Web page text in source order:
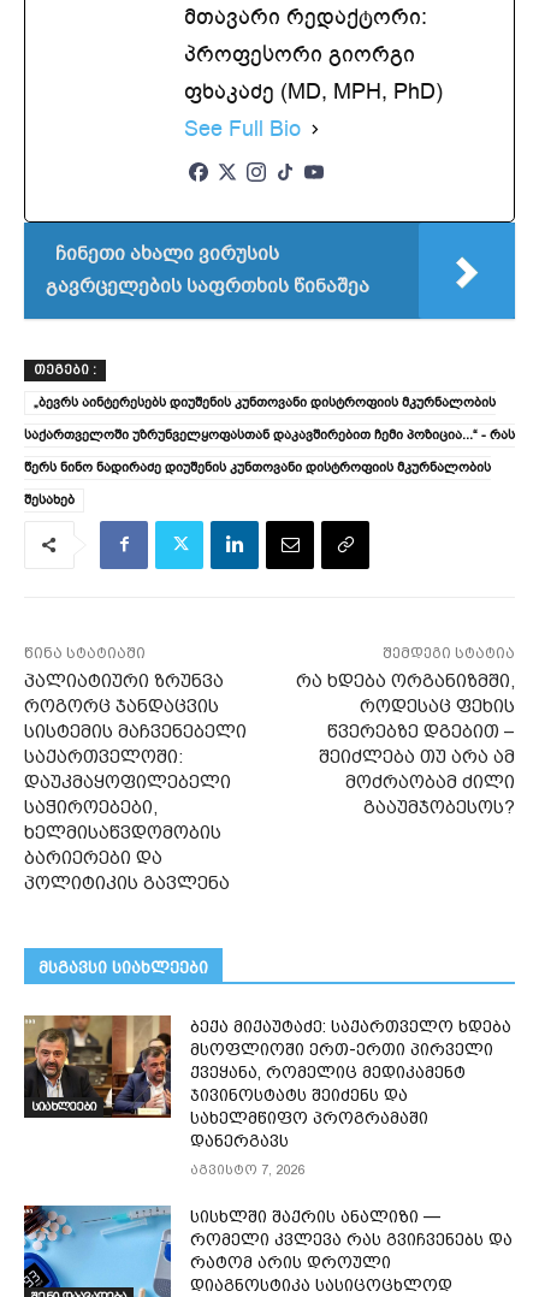
მთავარი რედაქტორი:
პროფესორი გიორგი
ფხაკაძე (MD, MPH, PhD)
See Full Bio
ჩინეთი ახალი ვირუსის
გავრცელების საფრთხის წინაშეა
ᲗᲔᲒᲔᲑᲘ :
„ბევრს აინტერესებს დიუშენის კუნთოვანი დისტროფიის მკურნალობის
საქართველოში უზრუნველყოფასთან დაკავშირებით ჩემი პოზიცია...“ - რას
წერს ნინო ნადირაძე დიუშენის კუნთოვანი დისტროფიის მკურნალობის
შესახებ
წინა სტატიაში
პალიატიური ზრუნვა
როგორც ჯანდაცვის
სისტემის მაჩვენებელი
საქართველოში:
დაუკმაყოფილებელი
საჭიროებები,
ხელმისაწვდომობის
ბარიერები და
პოლიტიკის გავლენა
შემდეგი სტატია
რა ხდება ორგანიზმში,
როდესაც ფეხის
წვერებზე დგებით –
შეიძლება თუ არა ამ
მოძრაობამ ძილი
გააუმჯობესოს?
მსგავსი სიახლეები
სიახლეები
ბექა მიქაუტაძე: საქართველო ხდება
მსოფლიოში ერთ-ერთი პირველი
ქვეყანა, რომელიც მედიკამენტ
ჯივინოსტატს შეიძენს და
სახელმწიფო პროგრამაში
დანერგავს
აგვისტო 7, 2026
სისხლში შაქრის ანალიზი —
რომელი კვლევა რას გვიჩვენებს და
რატომ არის დროული
დიაგნოსტიკა სასიცოცხლოდ